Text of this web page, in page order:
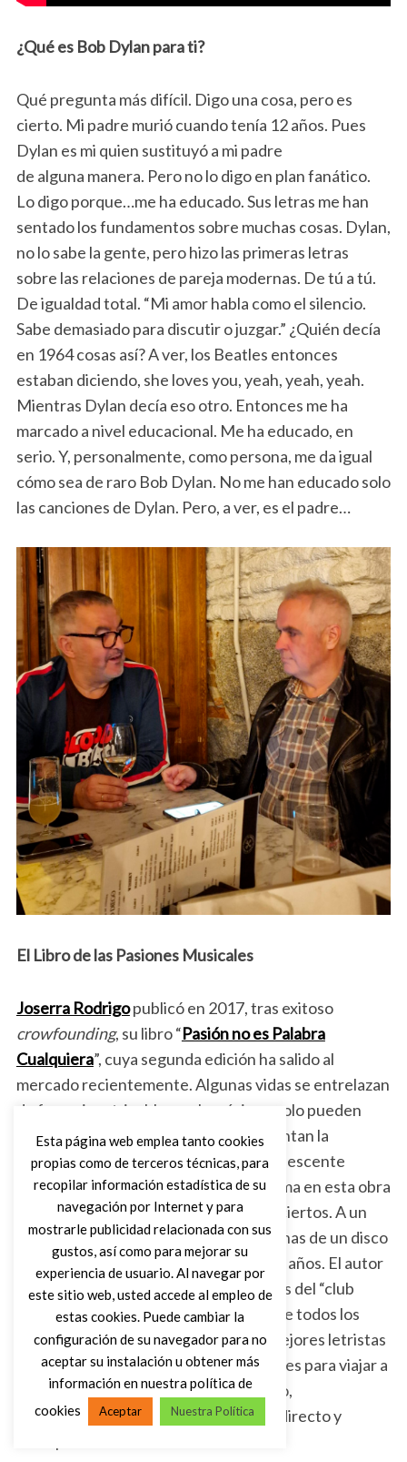
¿Qué es Bob Dylan para ti?
Qué pregunta más difícil. Digo una cosa, pero es
cierto. Mi padre murió cuando tenía 12 años. Pues
Dylan es mi quien sustituyó a mi padre
de alguna manera. Pero no lo digo en plan fanático.
Lo digo porque…me ha educado. Sus letras me han
sentado los fundamentos sobre muchas cosas. Dylan,
no lo sabe la gente, pero hizo las primeras letras
sobre las relaciones de pareja modernas. De tú a tú.
De igualdad total. “Mi amor habla como el silencio.
Sabe demasiado para discutir o juzgar.” ¿Quién decía
en 1964 cosas así? A ver, los Beatles entonces
estaban diciendo, she loves you, yeah, yeah, yeah.
Mientras Dylan decía eso otro. Entonces me ha
marcado a nivel educacional. Me ha educado, en
serio. Y, personalmente, como persona, me da igual
cómo sea de raro Bob Dylan. No me han educado solo
las canciones de Dylan. Pero, a ver, es el padre…
El Libro de las Pasiones Musicales
Joserra Rodrigopublicó en 2017, tras exitoso
crowfounding, su libro “Pasión no es Palabra
Cualquiera”, cuya segunda edición ha salido al
mercado recientemente. Algunas vidas se entrelazan
de forma inextricable con la música y solo pueden
respirar gracias a canciones que alimentan la
identidad. El desorden con que un adolescente
recibe sus lecciones musicales se plasma en esta obra
y es justamente uno de sus mayores aciertos. A un
obituario muy sentido le suceden páginas de un disco
que se publicó hace treinta o cuarenta años. El autor
junta listas de perdedores con rankings del “club
exclusivo de mis 100 discos favoritos de todos los
tiempos”. Encadena un relato de los mejores letristas
del rock con una selección de “canciones para viajar a
Oporto” en determinada época del año,
entreverando discos, actuaciones en directo y
Esta página web emplea tanto cookies
propias como de terceros técnicas, para
recopilar información estadística de su
navegación por Internet y para
mostrarle publicidad relacionada con sus
gustos, así como para mejorar su
experiencia de usuario. Al navegar por
este sitio web, usted accede al empleo de
estas cookies. Puede cambiar la
configuración de su navegador para no
aceptar su instalación u obtener más
información en nuestra política de
cookies
Aceptar Nuestra Política